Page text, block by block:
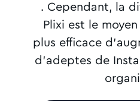
. Cependant, la
Plixi est le
plus efficace
d'adeptes de